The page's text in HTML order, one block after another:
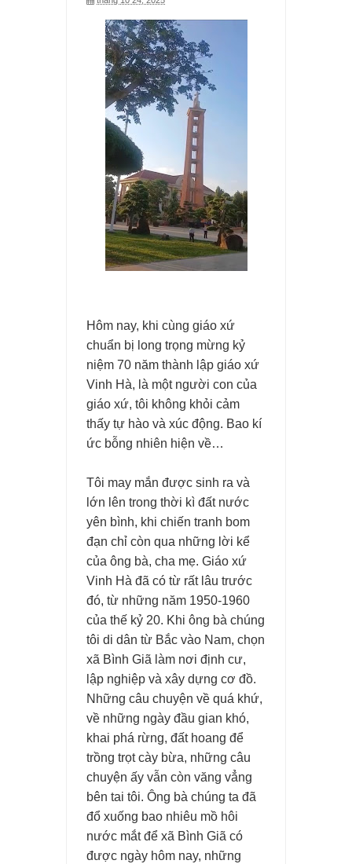
Linda. Vợ của Lý Tiểu ​Long
Cáo phó Ông Giuse Nguyễn Văn Hoàng (Ông Dũng)
Cáo phó Ông Antôn Phạm Hồng Nhật
Người con gái tôi gọi là chị
Cáo phó Ông Phêrô Từ Công Ký
Cáo phó Bà Anna Nguyễn Thị Tứ
Chú chó Labrador
Cáo phó cụ bà Anna Nguyễn Thi Phượng
Cáo phó Bà Anna Nguyễn Thị Ánh
Thuyết minh của Tổng thống trong căn phòng cấm trại David
Hôm nay, khi cùng giáo xứ
chuẩn bị long trọng mừng kỷ
niệm 70 năm thành lập giáo xứ
Vinh Hà, là một người con của
giáo xứ, tôi không khỏi cảm
thấy tự hào và xúc động. Bao kí
ức bỗng nhiên hiện về…
Tôi may mắn được sinh ra và
lớn lên trong thời kì đất nước
yên bình, khi chiến tranh bom
đạn chỉ còn qua những lời kể
của ông bà, cha mẹ. Giáo xứ
Vinh Hà đã có từ rất lâu trước
đó, từ những năm 1950-1960
của thế kỷ 20. Khi ông bà chúng
tôi di dân từ Bắc vào Nam, chọn
xã Bình Giã làm nơi định cư,
lập nghiệp và xây dựng cơ đồ.
Những câu chuyện về quá khứ,
về những ngày đầu gian khó,
khai phá rừng, đất hoang để
trồng trọt cày bừa, những câu
chuyện ấy vẫn còn văng vẳng
bên tai tôi. Ông bà chúng ta đã
đổ xuống bao nhiêu mồ hôi
nước mắt để xã Bình Giã có
được ngày hôm nay, những